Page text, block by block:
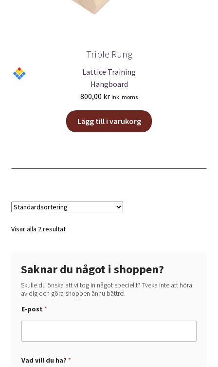
Triple Rung
Lattice Training
Hangboard
800,00 kr ink. moms
Lägg till i varukorg
Visar alla 2 resultat
Saknar du något i shoppen?
Skulle du önska att vi tog in något speciellt? Tveka inte att höra
av dig och göra shoppen ännu bättre!
E-post *
u
Vad vill du ha? *